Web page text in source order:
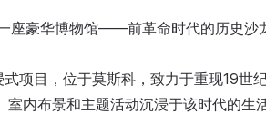
豪华博物馆——前革命时代的历史沙龙
式项目，位于莫斯科，致力于重现19世
室内布景和主题活动沉浸于该时代的生